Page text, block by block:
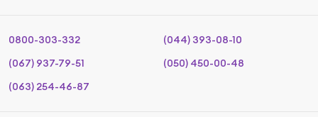
0800-303-332
(044) 393-08-10
(067) 937-79-51
(050) 450-00-48
(063) 254-46-87